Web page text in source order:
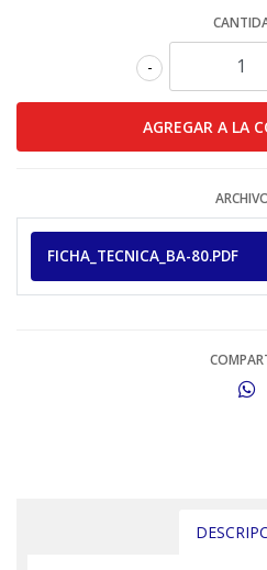
-
FICHA_TECNICA_BA-80.PDF